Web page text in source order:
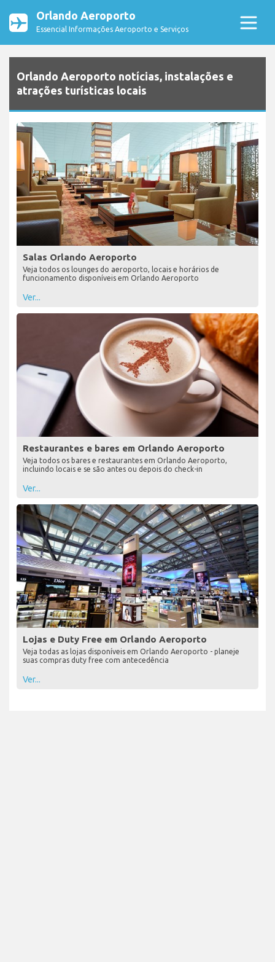
Orlando Aeroporto
Essencial Informações Aeroporto e Serviços
Orlando Aeroporto notícias, instalações e
atrações turísticas locais
Salas Orlando Aeroporto
Veja todos os lounges do aeroporto, locais e horários de
funcionamento disponíveis em Orlando Aeroporto
Ver...
Restaurantes e bares em Orlando Aeroporto
Veja todos os bares e restaurantes em Orlando Aeroporto,
incluindo locais e se são antes ou depois do check-in
Ver...
Lojas e Duty Free em Orlando Aeroporto
Veja todas as lojas disponíveis em Orlando Aeroporto - planeje
suas compras duty free com antecedência
Ver...